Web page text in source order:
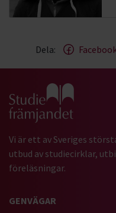
Dela:
Gå till studiefrämjandets
Vi är ett av Sveriges
utbud av studiecirklar,
föreläsningar.
GENVÄGAR